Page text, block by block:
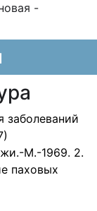
-
заболеваний
М.-1969. 2.
паховых